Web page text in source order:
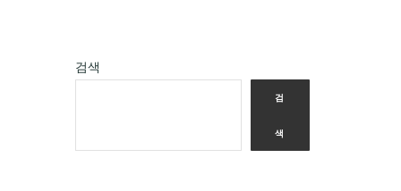
검색
검
색